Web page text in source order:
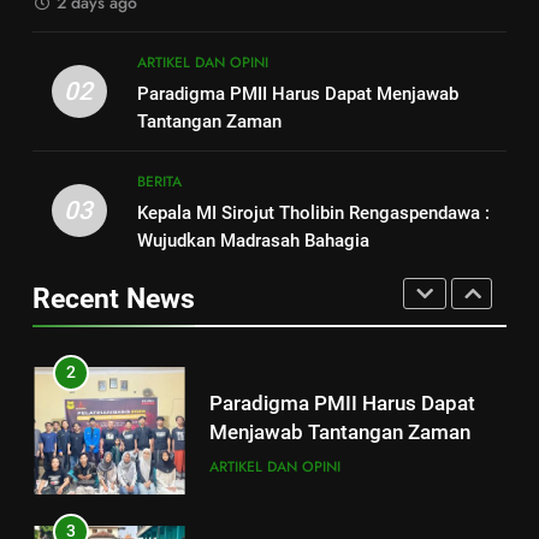
Paradigma PMII Harus Dapat
Menjawab Tantangan Zaman
ARTIKEL DAN OPINI
3
Kepala MI Sirojut Tholibin
4
Ranting Jagalempeni, Ustad
Susilo
5
02
ARTIKEL DAN OPINI
Paradigma PMII Harus Dapat Menjawab
Tantangan Zaman
03
BERITA
Kepala MI Sirojut Tholibin Rengaspendawa :
Wujudkan Madrasah Bahagia
Recent News
Strategi Pengembangan PMII
dan Penguatan Ideologi
2
Paradigma PMII Harus Dapat
Menjawab Tantangan Zaman
3
Kepala MI Sirojut Tholibin
Rengaspendawa : Wujudkan
Madrasah Bahagia
BERITA
4